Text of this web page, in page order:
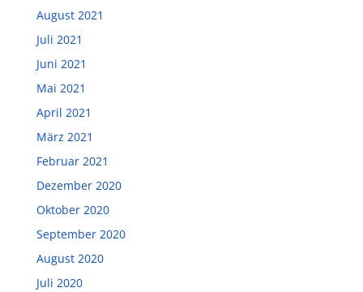
August 2021
Juli 2021
Juni 2021
Mai 2021
April 2021
März 2021
Februar 2021
Dezember 2020
Oktober 2020
September 2020
August 2020
Juli 2020